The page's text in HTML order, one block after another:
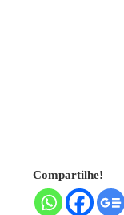
Compartilhe!